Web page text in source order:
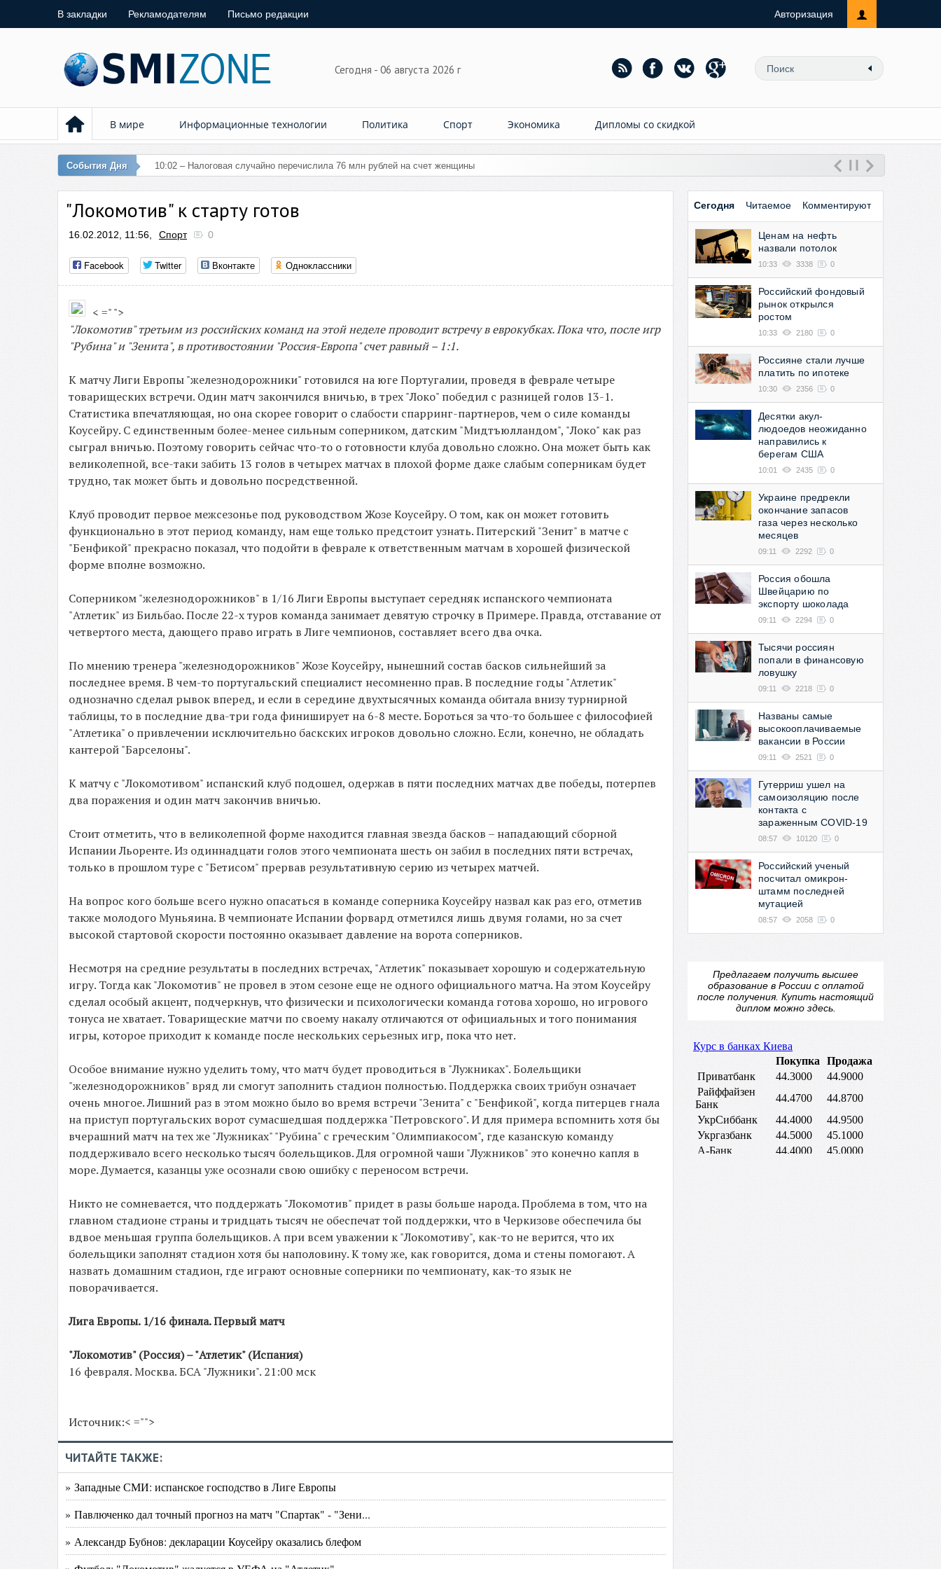
В закладки Рекламодателям Письмо редакции Авторизация
Сегодня - 06 августа 2026 г
В мире Информационные технологии Политика Спорт Экономика Дипломы со скидкой
События Дня 01:
"Локомотив" к старту готов
16.02.2012, 11:56, Спорт 0
Facebook Twitter Вконтакте Одноклассники
< =" ">
"Локомотив" третьим из российских команд на этой неделе проводит встречу в еврокубках. Пока что, после игр
"Рубина" и "Зенита", в противостоянии "Россия-Европа" счет равный – 1:1.
К матчу Лиги Европы "железнодорожники" готовился на юге Португалии, проведя в феврале четыре
товарищеских встречи. Один матч закончился вничью, в трех "Локо" победил с разницей голов 13-1.
Статистика впечатляющая, но она скорее говорит о слабости спарринг-партнеров, чем о силе команды
Коусейру. С единственным более-менее сильным соперником, датским "Мидтъюлландом", "Локо" как раз
сыграл вничью. Поэтому говорить сейчас что-то о готовности клуба довольно сложно. Она может быть как
великолепной, все-таки забить 13 голов в четырех матчах в плохой форме даже слабым соперникам будет
трудно, так может быть и довольно посредственной.
Клуб проводит первое межсезонье под руководством Жозе Коусейру. О том, как он может готовить
функционально в этот период команду, нам еще только предстоит узнать. Питерский "Зенит" в матче с
"Бенфикой" прекрасно показал, что подойти в феврале к ответственным матчам в хорошей физической
форме вполне возможно.
Соперником "железнодорожников" в 1/16 Лиги Европы выступает середняк испанского чемпионата
"Атлетик" из Бильбао. После 22-х туров команда занимает девятую строчку в Примере. Правда, отставание от
четвертого места, дающего право играть в Лиге чемпионов, составляет всего два очка.
По мнению тренера "железнодорожников" Жозе Коусейру, нынешний состав басков сильнейший за
последнее время. В чем-то португальский специалист несомненно прав. В последние годы "Атлетик"
однозначно сделал рывок вперед, и если в середине двухтысячных команда обитала внизу турнирной
таблицы, то в последние два-три года финиширует на 6-8 месте. Бороться за что-то большее с философией
"Атлетика" о привлечении исключительно баскских игроков довольно сложно. Если, конечно, не обладать
кантерой "Барселоны".
К матчу с "Локомотивом" испанский клуб подошел, одержав в пяти последних матчах две победы, потерпев
два поражения и один матч закончив вничью.
Стоит отметить, что в великолепной форме находится главная звезда басков – нападающий сборной
Испании Льоренте. Из одиннадцати голов этого чемпионата шесть он забил в последних пяти встречах,
только в прошлом туре с "Бетисом" прервав результативную серию из четырех матчей.
На вопрос кого больше всего нужно опасаться в команде соперника Коусейру назвал как раз его, отметив
также молодого Муньяина. В чемпионате Испании форвард отметился лишь двумя голами, но за счет
высокой стартовой скорости постоянно оказывает давление на ворота соперников.
Несмотря на средние результаты в последних встречах, "Атлетик" показывает хорошую и содержательную
игру. Тогда как "Локомотив" не провел в этом сезоне еще не одного официального матча. На этом Коусейру
сделал особый акцент, подчеркнув, что физически и психологически команда готова хорошо, но игрового
тонуса не хватает. Товарищеские матчи по своему накалу отличаются от официальных и того понимания
игры, которое приходит к команде после нескольких серьезных игр, пока что нет.
Особое внимание нужно уделить тому, что матч будет проводиться в "Лужниках". Болельщики
"железнодорожников" вряд ли смогут заполнить стадион полностью. Поддержка своих трибун означает
очень многое. Лишний раз в этом можно было во время встречи "Зенита" с "Бенфикой", когда питерцев гнала
на приступ португальских ворот сумасшедшая поддержка "Петровского". И для примера вспомнить хотя бы
вчерашний матч на тех же "Лужниках" "Рубина" с греческим "Олимпиакосом", где казанскую команду
поддерживало всего несколько тысяч болельщиков. Для огромной чаши "Лужников" это конечно капля в
море. Думается, казанцы уже осознали свою ошибку с переносом встречи.
Никто не сомневается, что поддержать "Локомотив" придет в разы больше народа. Проблема в том, что на
главном стадионе страны и тридцать тысяч не обеспечат той поддержки, что в Черкизове обеспечила бы
вдвое меньшая группа болельщиков. А при всем уважении к "Локомотиву", как-то не верится, что их
болельщики заполнят стадион хотя бы наполовину. К тому же, как говорится, дома и стены помогают. А
назвать домашним стадион, где играют основные соперники по чемпионату, как-то язык не
поворачивается.
Лига Европы. 1/16 финала. Первый матч
"Локомотив" (Россия) – "Атлетик" (Испания)
16 февраля. Москва. БСА "Лужники". 21:00 мск
Источник:< ="">
ЧИТАЙТЕ ТАКЖЕ:
» Западные СМИ: испанское господство в Лиге Европы
» Павлюченко дал точный прогноз на матч "Спартак" - "Зени...
» Александр Бубнов: декларации Коусейру оказались блефом
Сегодня Читаемое Комментируют
Ценам на нефть
назвали потолок
10:33 3338 0
Российский фондовый
рынок открылся
ростом
10:33 2180 0
Россияне стали лучше
платить по ипотеке
10:30 2356 0
Десятки акул-
людоедов неожиданно
направились к
берегам США
10:01 2435 0
Украине предрекли
окончание запасов
газа через несколько
месяцев
09:11 2292 0
Россия обошла
Швейцарию по
экспорту шоколада
09:11 2294 0
Тысячи россиян
попали в финансовую
ловушку
09:11 2218 0
Названы самые
высокооплачиваемые
вакансии в России
09:11 2521 0
Гутерриш ушел на
самоизоляцию после
контакта с
зараженным COVID-19
08:57 10120 0
Российский ученый
посчитал омикрон-
штамм последней
мутацией
08:57 2058 0
Предлагаем получить высшее
образование в России с оплатой
после получения. Купить настоящий
дипломможно здесь.